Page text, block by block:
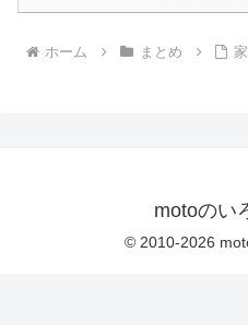
ホーム まとめ
motoのい
© 2010-2026